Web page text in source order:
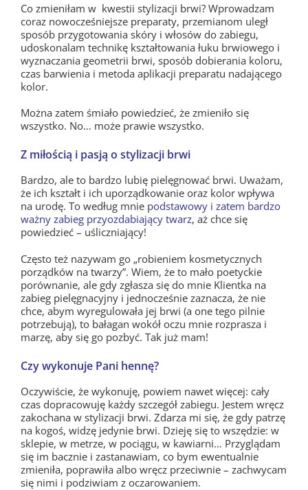
Co zmieniłam w kwestii stylizacji brwi? Wprowadzam
coraz nowocześniejsze preparaty, przemianom uległ
sposób przygotowania skóry i włosów do zabiegu,
udoskonalam technikę kształtowania łuku brwiowego i
wyznaczania geometrii brwi, sposób dobierania koloru,
czas barwienia i metoda aplikacji preparatu nadającego
kolor.
Można zatem śmiało powiedzieć, że zmieniło się
wszystko. No… może prawie wszystko.
Z miłością i pasją o stylizacji brwi
Bardzo, ale to bardzo lubię pielęgnować brwi. Uważam,
że ich kształt i ich uporządkowanie oraz kolor wpływa
na urodę. To według mnie podstawowy i zatem bardzo
ważny zabieg przyozdabiający twarz, aż chce się
powiedzieć – uśliczniający!
Często też nazywam go „robieniem kosmetycznych
porządków na twarzy”. Wiem, że to mało poetyckie
porównanie, ale gdy zgłasza się do mnie Klientka na
zabieg pielęgnacyjny i jednocześnie zaznacza, że nie
chce, abym wyregulowała jej brwi (a one tego pilnie
potrzebują), to bałagan wokół oczu mnie rozprasza i
marzę, aby się go pozbyć. Tak już mam!
Czy wykonuje Pani hennę?
Oczywiście, że wykonuję, powiem nawet więcej: cały
czas dopracowuję każdy szczegół zabiegu. Jestem wręcz
zakochana w stylizacji brwi. Zdarza mi się, że gdy patrzę
na kogoś, widzę jedynie brwi. Dzieję się to wszędzie: w
sklepie, w metrze, w pociągu, w kawiarni… Przyglądam
się im bacznie i zastanawiam, co bym ewentualnie
zmieniła, poprawiła albo wręcz przeciwnie – zachwycam
się nimi i podziwiam z oczarowaniem.